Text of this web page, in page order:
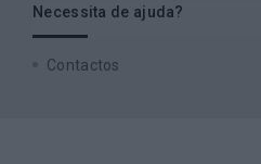
Necessita de ajuda?
Contactos